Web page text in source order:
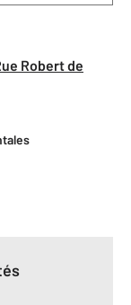
Robert de